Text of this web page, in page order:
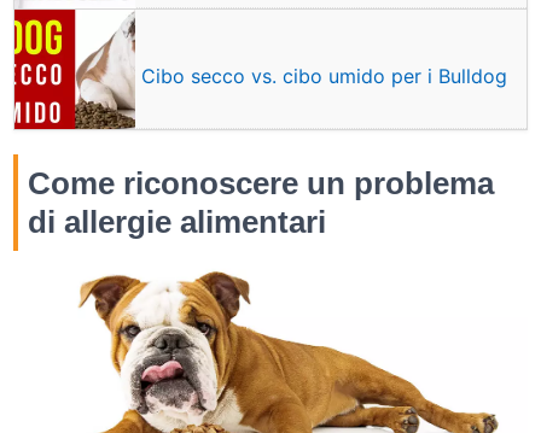
Cibo secco vs. cibo umido per i Bulldog
Come riconoscere un problema
di allergie alimentari